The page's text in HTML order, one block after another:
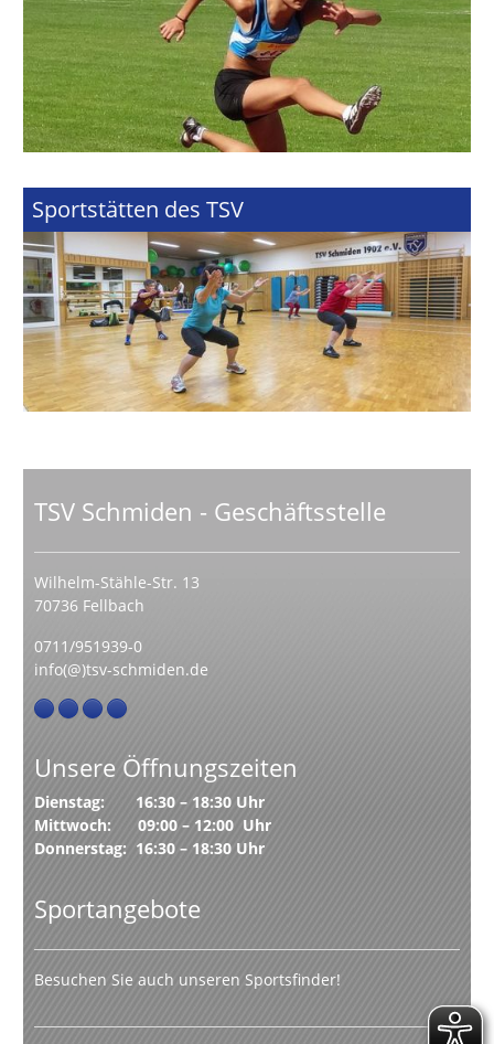
Sportstätten des TSV
TSV Schmiden - Geschäftsstelle
Wilhelm-Stähle-Str. 13
70736 Fellbach
0711/951939-0
info(@)tsv-schmiden.de
Unsere Öffnungszeiten
Dienstag: 16:30 – 18:30 Uhr
Mittwoch: 09:00 – 12:00 Uhr
Donnerstag: 16:30 – 18:30 Uhr
Sportangebote
Besuchen Sie auch unseren Sportsfinder!